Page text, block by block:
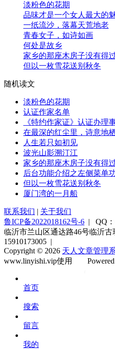
淡粉色的花期
品味才是一个女人最大的
一纸流沙，落幕天荒地老
青春女子，如诗如画
何处是故乡
家乡的那座木房子没有得
但以一枚雪花送别秋冬
随机读文
淡粉色的花期
认证作家名单
《特约作家证》认证办理
在最深的红尘里，诗意地
人生若只如初见
波光山影溯汀江
家乡的那座木房子没有得
后台功能介绍之左侧菜单
但以一枚雪花送别秋冬
厦门湾的一月船
联系我们 | 关于我们
鲁ICP备2022018162号-6 | QQ：
临沂市兰山区通达路46号临沂
15910173005 |
Copyright © 2026 天人文章管理
www.linyishi.vip使用
首页
搜索
留言
我的